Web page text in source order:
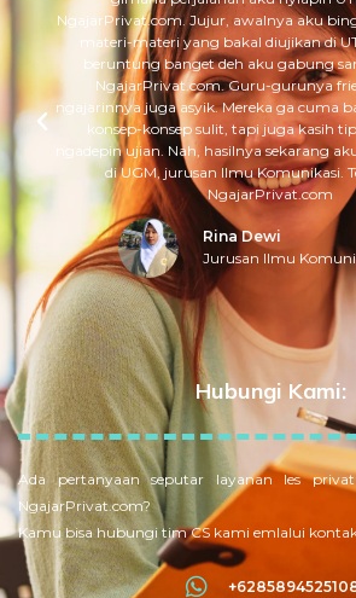
NgajarPrivat.com. Jujur, awalnya aku
materi-materi yang bakal diujikan di
beruntung banget deh aku gabung
NgajarPrivat.com. Guru-gurunya
ngajarinnya juga asyik. Mereka ga cuma
konsep-konsep sulit, tapi juga kasih
ngadepin ujian. Nah, hasilnya sekarang
di UGM, jurusan Ilmu Komunikasi.
NgajarPrivat.com
Rina Dewi
Jurusan Ilmu
Hubungi Kami:
Ada pertanyaan seputar layanan les
NgajarPrivat.com?
Kamu bisa hubungi tim CS kami emlalui